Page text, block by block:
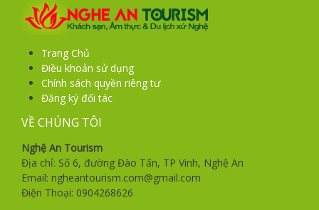
Trang Chủ
Điều khoản sử dụng
Chính sách quyền riêng tư
Đăng ký đối tác
VỀ CHÚNG TÔI
Nghệ An Tourism
Địa chỉ: Số 6, đường Đào Tấn, TP Vinh, Nghệ An
Email: ngheantourism.com@gmail.com
Điện Thoại: 0904268626